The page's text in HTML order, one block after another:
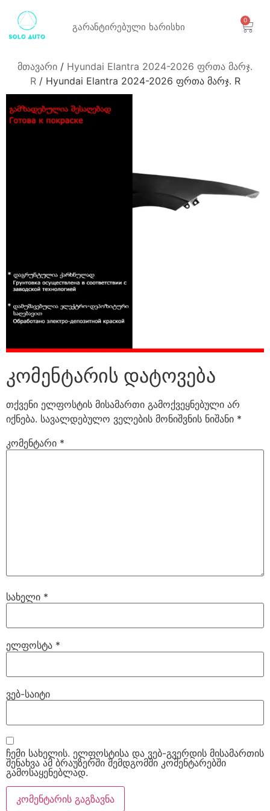
გარანტირებული ხარისხი
0
მთავარი / Hyundai Elantra 2024-2026 ფრთა მარჯ.
R/ Hyundai Elantra 2024-2026 ფრთა მარჯ. R
კომენტარის დატოვება
თქვენი ელფოსტის მისამართი გამოქვეყნებული არ
იქნება. სავალდებულო ველების მონიშვნის ნიშანი *
კომენტარი *
სახელი *
ელფოსტა *
ვებ-საიტი
ჩემი სახელის. ელფოსტისა და ვებ-გვერდის მისამართის
შენახვა ამ ბრაუზერში შემდგომში კომენტარებში
გამოსაყენებლად.